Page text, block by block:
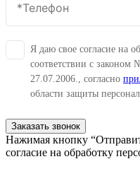
Я даю свое согласие на
соответствии с
27.07.2006., согласно
области защиты
Заказать звонок
Нажимая кнопку
согласие на обработку